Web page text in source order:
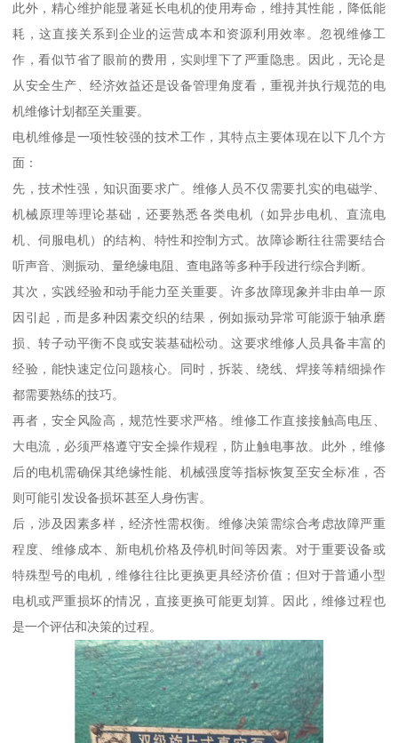
此外，精心维护能显著延长电机的使用寿命，维持其性能，降低能
耗，这直接关系到企业的运营成本和资源利用效率。忽视维修工
作，看似节省了眼前的费用，实则埋下了严重隐患。因此，无论是
从安全生产、经济效益还是设备管理角度看，重视并执行规范的电
机维修计划都至关重要。
电机维修是一项性较强的技术工作，其特点主要体现在以下几个方
面：
先，技术性强，知识面要求广。维修人员不仅需要扎实的电磁学、
机械原理等理论基础，还要熟悉各类电机（如异步电机、直流电
机、伺服电机）的结构、特性和控制方式。故障诊断往往需要结合
听声音、测振动、量绝缘电阻、查电路等多种手段进行综合判断。
其次，实践经验和动手能力至关重要。许多故障现象并非由单一原
因引起，而是多种因素交织的结果，例如振动异常可能源于轴承磨
损、转子动平衡不良或安装基础松动。这要求维修人员具备丰富的
经验，能快速定位问题核心。同时，拆装、绕线、焊接等精细操作
都需要熟练的技巧。
再者，安全风险高，规范性要求严格。维修工作直接接触高电压、
大电流，必须严格遵守安全操作规程，防止触电事故。此外，维修
后的电机需确保其绝缘性能、机械强度等指标恢复至安全标准，否
则可能引发设备损坏甚至人身伤害。
后，涉及因素多样，经济性需权衡。维修决策需综合考虑故障严重
程度、维修成本、新电机价格及停机时间等因素。对于重要设备或
特殊型号的电机，维修往往比更换更具经济价值；但对于普通小型
电机或严重损坏的情况，直接更换可能更划算。因此，维修过程也
是一个评估和决策的过程。